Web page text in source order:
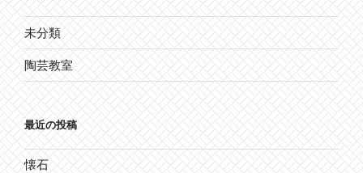
未分類
陶芸教室
最近の投稿
懐石